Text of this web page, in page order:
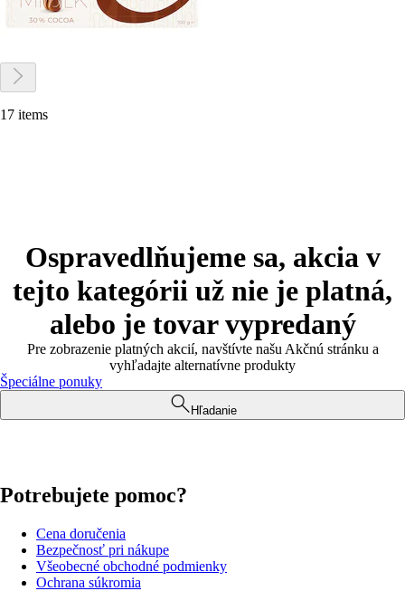
17 items
Ospravedlňujeme sa, akcia v
tejto kategórii už nie je platná,
alebo je tovar vypredaný
Pre zobrazenie platných akcií, navštívte našu Akčnú stránku a
vyhľadajte alternatívne produkty
Špeciálne ponuky
Hľadanie
Potrebujete pomoc?
Cena doručenia
Bezpečnosť pri nákupe
Všeobecné obchodné podmienky
Ochrana súkromia